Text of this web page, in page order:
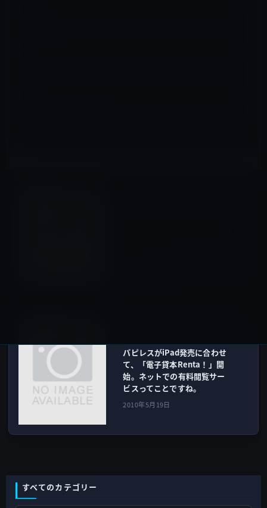
パピレスがiPad発売に合わせ
て、「電子貸本Renta！」開
始。ネットでの有料閲覧サー
ビスってことですね。
2010年5月19日
すべてのカテゴリー